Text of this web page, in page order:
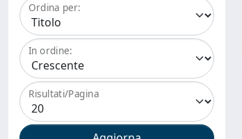
Ordina per:
In ordine:
Risultati/Pagina